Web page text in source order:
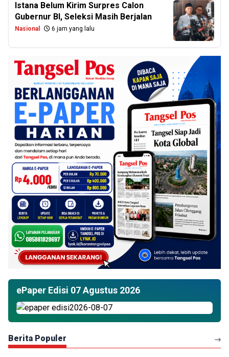
Istana Belum Kirim Surpres Calon
Gubernur BI, Seleksi Masih Berjalan
Nasional 6 jam yang lalu
ePaper Edisi 07 Agustus 2026
Berita Populer